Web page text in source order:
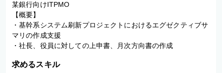
某銀行向けITPMO
【概要】
・基幹系システム刷新プロジェクトにおけるエグゼクティブサ
マリの作成支援
求めるスキル